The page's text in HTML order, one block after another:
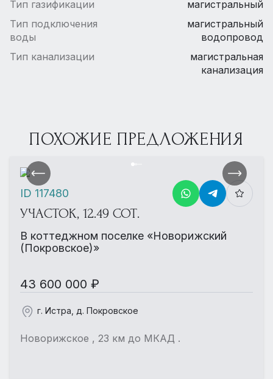
Тип газификации
магистральный
Тип подключения
воды
магистральный
водопровод
Тип канализации
магистральная
канализация
ПОХОЖИЕ ПРЕДЛОЖЕНИЯ
УЧАСТОК, 12.49 СОТ.
В коттеджном поселке «Новорижский
(Покровское)»
43 600 000 ₽
г. Истра, д. Покровское
Новорижское , 23 км до МКАД .
ID 117480